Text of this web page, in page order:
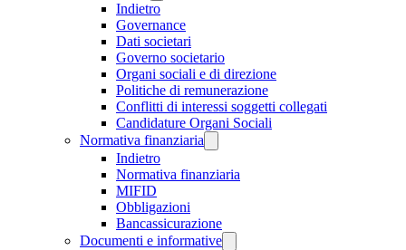
Indietro
Governance
Dati societari
Governo societario
Organi sociali e di direzione
Politiche di remunerazione
Conflitti di interessi soggetti collegati
Candidature Organi Sociali
Normativa finanziaria
Indietro
Normativa finanziaria
MIFID
Obbligazioni
Bancassicurazione
Documenti e informative